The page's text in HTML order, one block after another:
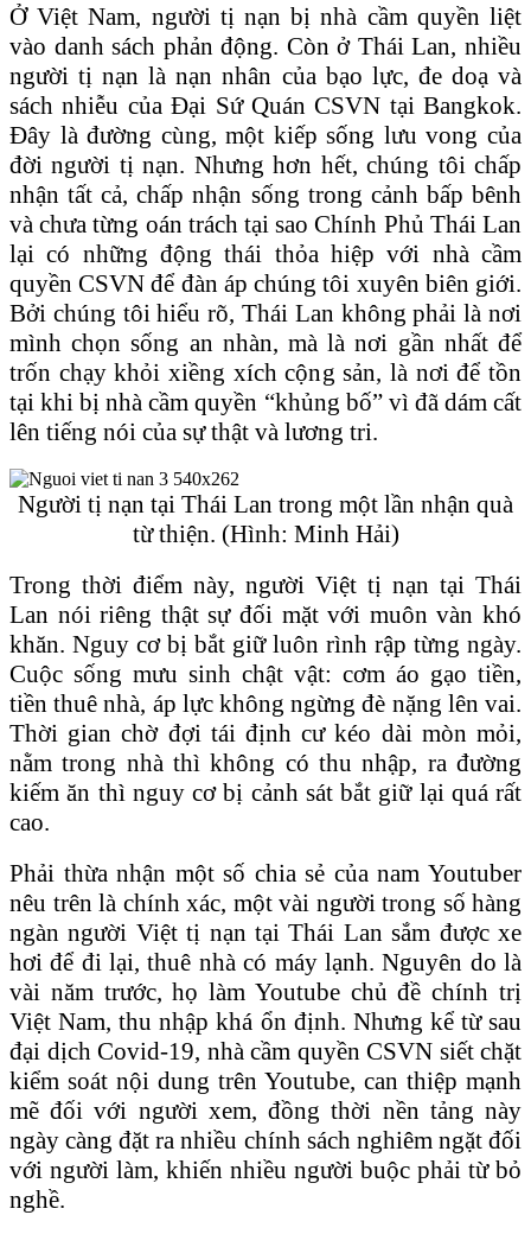
Ở Việt Nam, người tị nạn bị nhà cầm quyền liệt
vào danh sách phản động. Còn ở Thái Lan, nhiều
người tị nạn là nạn nhân của bạo lực, đe doạ và
sách nhiễu của Đại Sứ Quán CSVN tại Bangkok.
Đây là đường cùng, một kiếp sống lưu vong của
đời người tị nạn. Nhưng hơn hết, chúng tôi chấp
nhận tất cả, chấp nhận sống trong cảnh bấp bênh
và chưa từng oán trách tại sao Chính Phủ Thái Lan
lại có những động thái thỏa hiệp với nhà cầm
quyền CSVN để đàn áp chúng tôi xuyên biên giới.
Bởi chúng tôi hiểu rõ, Thái Lan không phải là nơi
mình chọn sống an nhàn, mà là nơi gần nhất để
trốn chạy khỏi xiềng xích cộng sản, là nơi để tồn
tại khi bị nhà cầm quyền “khủng bố” vì đã dám cất
lên tiếng nói của sự thật và lương tri.
Người tị nạn tại Thái Lan trong một lần nhận quà
từ thiện. (Hình: Minh Hải)
Trong thời điểm này, người Việt tị nạn tại Thái
Lan nói riêng thật sự đối mặt với muôn vàn khó
khăn. Nguy cơ bị bắt giữ luôn rình rập từng ngày.
Cuộc sống mưu sinh chật vật: cơm áo gạo tiền,
tiền thuê nhà, áp lực không ngừng đè nặng lên vai.
Thời gian chờ đợi tái định cư kéo dài mòn mỏi,
nằm trong nhà thì không có thu nhập, ra đường
kiếm ăn thì nguy cơ bị cảnh sát bắt giữ lại quá rất
cao.
Phải thừa nhận một số chia sẻ của nam Youtuber
nêu trên là chính xác, một vài người trong số hàng
ngàn người Việt tị nạn tại Thái Lan sắm được xe
hơi để đi lại, thuê nhà có máy lạnh. Nguyên do là
vài năm trước, họ làm Youtube chủ đề chính trị
Việt Nam, thu nhập khá ổn định. Nhưng kể từ sau
đại dịch Covid-19, nhà cầm quyền CSVN siết chặt
kiểm soát nội dung trên Youtube, can thiệp mạnh
mẽ đối với người xem, đồng thời nền tảng này
ngày càng đặt ra nhiều chính sách nghiêm ngặt đối
với người làm, khiến nhiều người buộc phải từ bỏ
nghề.